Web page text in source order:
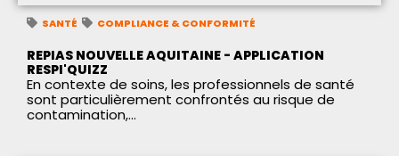
SANTÉ COMPLIANCE & CONFORMITÉ
REPIAS NOUVELLE AQUITAINE - APPLICATION
RESPI'QUIZZ
En contexte de soins, les professionnels de santé
sont particulièrement confrontés au risque de
contamination,...